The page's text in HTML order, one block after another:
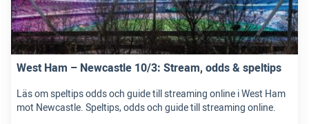
West Ham – Newcastle 10/3: Stream, odds & speltips
Läs om speltips odds och guide till streaming online i West Ham
mot Newcastle. Speltips, odds och guide till streaming online.